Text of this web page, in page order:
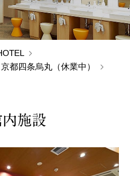
都四条烏丸（休業中）
施設